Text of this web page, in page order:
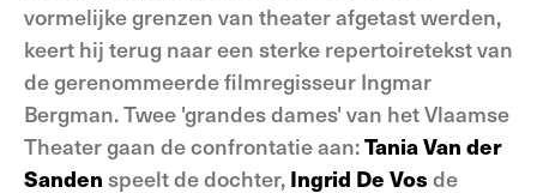
vormelijke grenzen van theater afgetast werden,
keert hij terug naar een sterke repertoiretekst van
de gerenommeerde filmregisseur Ingmar
Bergman. Twee 'grandes dames' van het Vlaamse
Theater gaan de confrontatie aan:Tania Van der
Sanden speelt de dochter, Ingrid De Vos de